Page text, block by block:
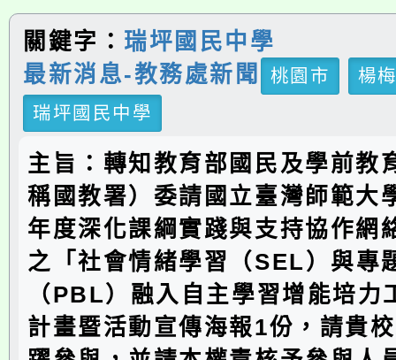
關鍵字： 瑞坪國民中學
最新消息-教務處新聞
桃園市
楊
瑞坪國民中學
主旨：轉知教育部國民及學前教
稱國教署）委請國立臺灣師範大
年度深化課綱實踐與支持協作網
之「社會情緒學習（SEL）與專
（PBL）融入自主學習增能培力
計畫暨活動宣傳海報1份，請貴